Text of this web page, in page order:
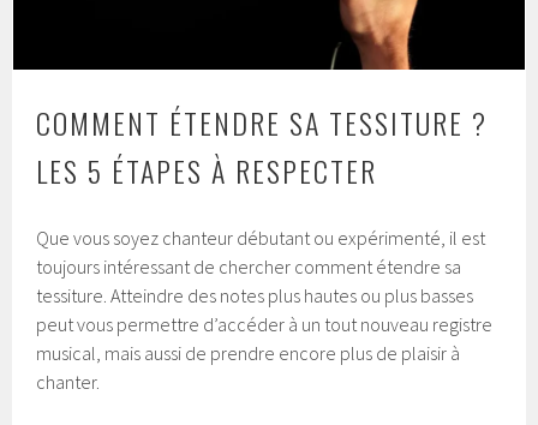
COMMENT ÉTENDRE SA TESSITURE ?
LES 5 ÉTAPES À RESPECTER
Que vous soyez chanteur débutant ou expérimenté, il est
toujours intéressant de chercher comment étendre sa
tessiture. Atteindre des notes plus hautes ou plus basses
peut vous permettre d’accéder à un tout nouveau registre
musical, mais aussi de prendre encore plus de plaisir à
chanter.